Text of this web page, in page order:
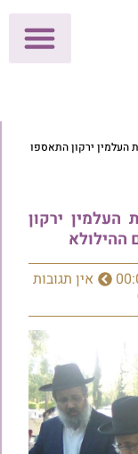
העלמין ירקון התאספו
העלמין ירקון
ההילולא
אין תגובות